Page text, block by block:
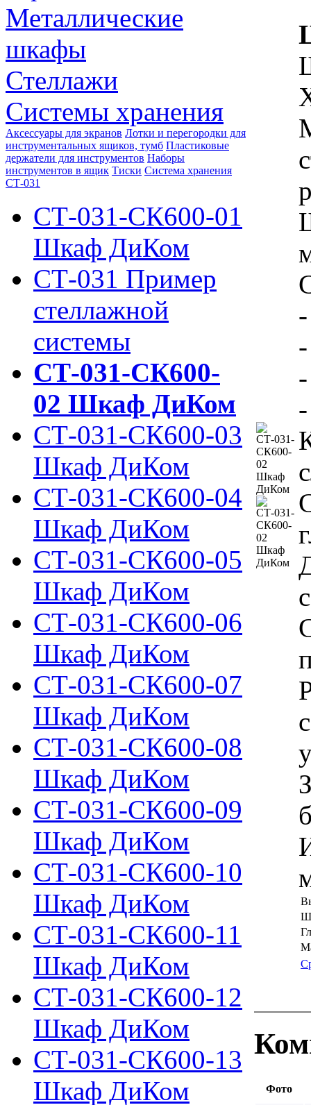
Металлические
шкафы
Стеллажи
Системы хранения
Аксессуары для экранов Лотки и перегородки для
инструментальных ящиков, тумб Пластиковые
держатели для инструментов Наборы
инструментов в ящик Тиски Система хранения
СТ-031
СТ-031-СК600-01
Шкаф ДиКом
СТ-031 Пример
стеллажной
системы
СТ-031-СК600-
02 Шкаф ДиКом
СТ-031-СК600-03
Шкаф ДиКом
СТ-031-СК600-04
Шкаф ДиКом
СТ-031-СК600-05
Шкаф ДиКом
СТ-031-СК600-06
Шкаф ДиКом
СТ-031-СК600-07
Шкаф ДиКом
СТ-031-СК600-08
Шкаф ДиКом
СТ-031-СК600-09
Шкаф ДиКом
СТ-031-СК600-10
Шкаф ДиКом
СТ-031-СК600-11
Шкаф ДиКом
СТ-031-СК600-12
Шкаф ДиКом
СТ-031-СК600-13
Шкаф ДиКом
Фото